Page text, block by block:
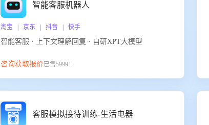
智能客服机器人
淘宝 | 京东 | 抖音 | 快手
智能客服 · 上下文理解回复 · 自研XPT大模型
咨询获取报价已售5999+
客服模拟接待训练-生活电器